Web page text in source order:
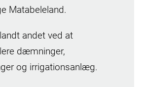
Matabeleland.
andet ved at
dæmninger,
og irrigationsanlæg.